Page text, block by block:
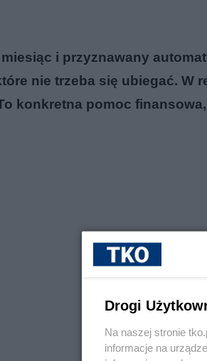
miesiąc i przyznawany
nie trzeba się ubiegać. W
konkretna pomoc
Drogi
Na naszej stronie
informacje na